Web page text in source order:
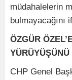
müdahalelerin
bulmayacağını
ÖZGÜR
CHP Genel